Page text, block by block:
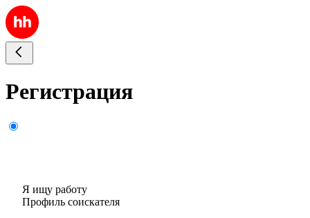
Регистрация
Я ищу работу
Профиль соискателя